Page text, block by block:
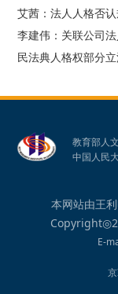
艾茜：法人人格否
李建伟：关联公司
民法典人格权部分
教育部人
中国人民
本网站由王
E-